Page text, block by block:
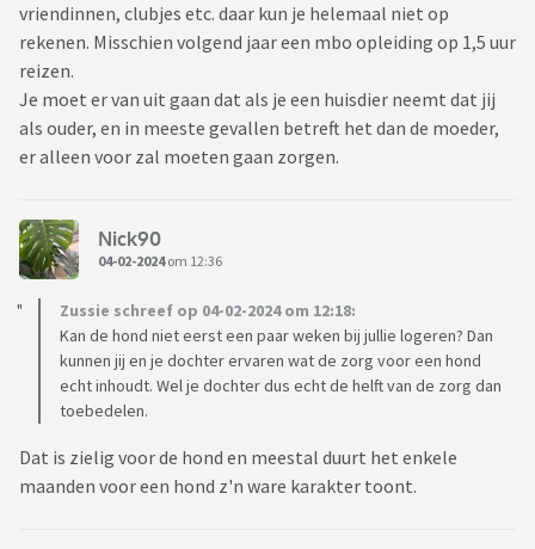
vriendinnen, clubjes etc. daar kun je helemaal niet op
rekenen. Misschien volgend jaar een mbo opleiding op 1,5 uur
reizen.
Je moet er van uit gaan dat als je een huisdier neemt dat jij
als ouder, en in meeste gevallen betreft het dan de moeder,
er alleen voor zal moeten gaan zorgen.
Nick90
04-02-2024om 12:36
Zussie schreef op 04-02-2024 om 12:18:
Kan de hond niet eerst een paar weken bij jullie logeren? Dan
kunnen jij en je dochter ervaren wat de zorg voor een hond
echt inhoudt. Wel je dochter dus echt de helft van de zorg dan
toebedelen.
Dat is zielig voor de hond en meestal duurt het enkele
maanden voor een hond z'n ware karakter toont.